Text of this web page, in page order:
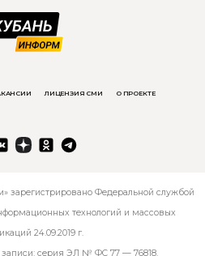
ЛИЦЕНЗИЯ СМИ О ПРОЕКТЕ
зарегистрировано Федеральной службой
технологий и массовых
24.09.2019 г.
серия ЭЛ № ФС 77 — 76818.